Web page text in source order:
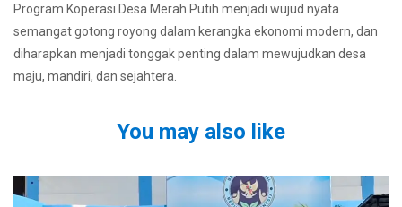
Program Koperasi Desa Merah Putih menjadi wujud nyata
semangat gotong royong dalam kerangka ekonomi modern, dan
diharapkan menjadi tonggak penting dalam mewujudkan desa
maju, mandiri, dan sejahtera.
You may also like